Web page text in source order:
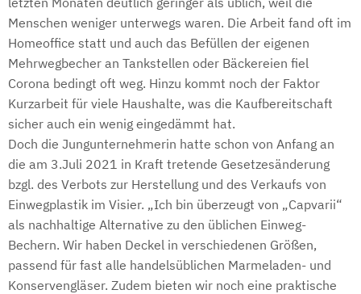
Menschen weniger unterwegs waren. Die Arbeit fand oft im
Homeoffice statt und auch das Befüllen der eigenen
Mehrwegbecher an Tankstellen oder Bäckereien fiel
Corona bedingt oft weg. Hinzu kommt noch der Faktor
Kurzarbeit für viele Haushalte, was die Kaufbereitschaft
sicher auch ein wenig eingedämmt hat.
Doch die Jungunternehmerin hatte schon von Anfang an
die am 3.Juli 2021 in Kraft tretende Gesetzesänderung
bzgl. des Verbots zur Herstellung und des Verkaufs von
Einwegplastik im Visier. „Ich bin überzeugt von „Capvarii“
als nachhaltige Alternative zu den üblichen Einweg-
Bechern. Wir haben Deckel in verschiedenen Größen,
passend für fast alle handelsüblichen Marmeladen- und
Konservengläser. Zudem bieten wir noch eine praktische